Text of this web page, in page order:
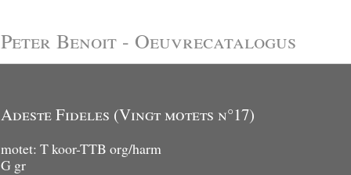
Peter Benoit - Oeuvrecatalogus
Adeste Fideles (Vingt motets n°17)
motet: T koor-TTB org/harm
G gr